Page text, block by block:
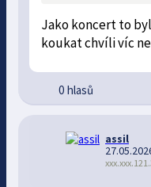
Jako koncert to
koukat chvíli víc
0 hlasů
assil